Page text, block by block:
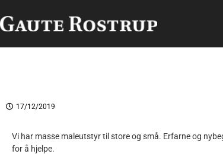
17/12/2019
Vi har masse maleutstyr til store og små. Erfarne og
for å hjelpe.